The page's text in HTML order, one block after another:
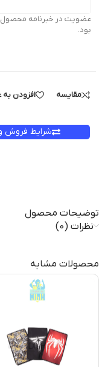
عضویت در خبرنامه محصول
بود.
مقایسه افزودن به
شرایط فروش
توضیحات محصول
نظرات (0)
محصولات مشابه